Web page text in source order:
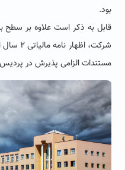
بود.
شرکت،
مستندات الزامی پذیرش در